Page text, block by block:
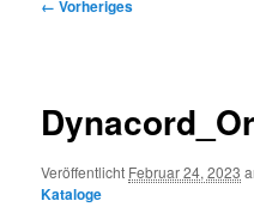
← Vorheriges
Veröffentlicht Februar 24, 2023
Kataloge